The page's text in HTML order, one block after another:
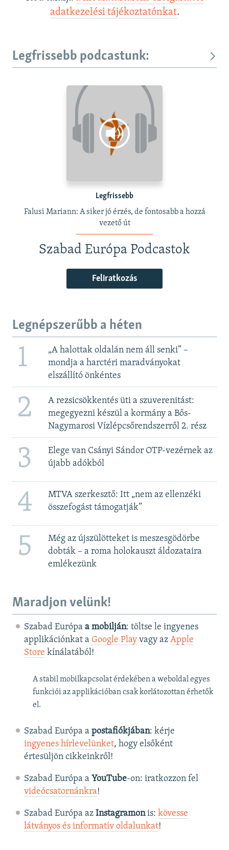
adatkezelési tájékoztatónkat.
Legfrissebb podcastunk:
Legfrissebb
Falusi Mariann: A siker jó érzés, de fontosabb a hozzá
vezető út
Szabad Európa Podcastok
Feliratkozás
Legnépszerűbb a héten
1
„A halottak oldalán nem áll senki” –
mondja a harctéri maradványokat
elszállító önkéntes
2
A rezsicsökkentés üti a szuverenitást:
megegyezni készül a kormány a Bős-
Nagymarosi Vízlépcsőrendszerről 2. rész
3
Elege van Csányi Sándor OTP-vezérnek az
újabb adókból
4
MTVA szerkesztő: Itt „nem az ellenzéki
összefogást támogatják”
5
Még az újszülötteket is meszesgödörbe
dobták – a roma holokauszt áldozataira
emlékezünk
Maradjon velünk!
Szabad Európa a mobilján: töltse le ingyenes
applikációnkat a Google Playvagy az Apple
Store kínálatából!
A stabil mobilkapcsolat érdekében a weboldal egyes
funkciói az applikációban csak korlátozottan érhetők
el.
Szabad Európa a postafiókjában: kérje
ingyenes hírlevelünket, hogy elsőként
értesüljön cikkeinkről!
Szabad Európa a YouTube-on: iratkozzon fel
videócsatornánkra!
Szabad Európa az Instagramonis: kövesse
látványos és informatív oldalunkat! ​